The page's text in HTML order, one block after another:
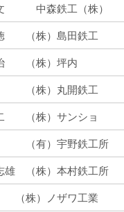
森鉄工（株）
（株）島田鉄工
株）坪内
（株）丸開鉄工
株）サンショ
）宇野鉄工所
株）本村鉄工所
）ノザワ工業